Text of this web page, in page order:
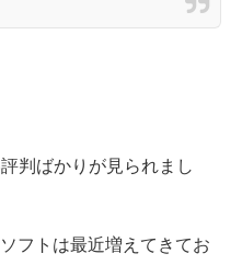
判ばかりが見られまし
フトは最近増えてきてお